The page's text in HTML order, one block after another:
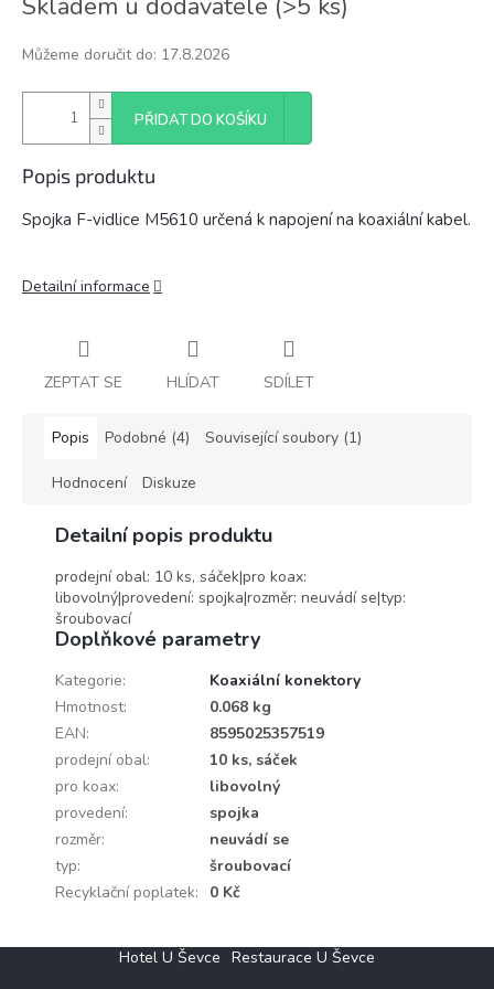
cena:
Skladem u dodavatele (>5 ks)
Můžeme doručit do: 17.8.2026
PŘIDAT DO KOŠÍKU
Popis produktu
Spojka F-vidlice M5610 určená k napojení na koaxiální kabel.
Detailní informace
ZEPTAT SE HLÍDAT SDÍLET
Popis Podobné (4) Související soubory (1)
Hodnocení Diskuze
Detailní popis produktu
prodejní obal: 10 ks, sáček|pro koax:
libovolný|provedení: spojka|rozměr: neuvádí se|typ:
šroubovací
Doplňkové parametry
Kategorie:
Koaxiální konektory
Hmotnost:
0.068 kg
EAN:
8595025357519
prodejní obal:
10 ks, sáček
pro koax:
libovolný
provedení:
spojka
rozměr:
neuvádí se
typ:
šroubovací
Recyklační poplatek: 0 Kč
Hotel U Ševce Restaurace U Ševce